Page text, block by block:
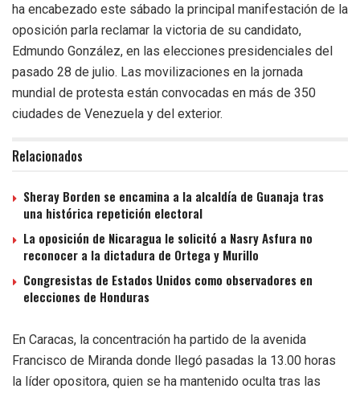
ha encabezado este sábado la principal manifestación de la
oposición parla reclamar la victoria de su candidato,
Edmundo González, en las elecciones presidenciales del
pasado 28 de julio. Las movilizaciones en la jornada
mundial de protesta están convocadas en más de 350
ciudades de Venezuela y del exterior.
Relacionados
Sheray Borden se encamina a la alcaldía de Guanaja tras
una histórica repetición electoral
La oposición de Nicaragua le solicitó a Nasry Asfura no
reconocer a la dictadura de Ortega y Murillo
Congresistas de Estados Unidos como observadores en
elecciones de Honduras
En Caracas, la concentración ha partido de la avenida
Francisco de Miranda donde llegó pasadas la 13.00 horas
la líder opositora, quien se ha mantenido oculta tras las